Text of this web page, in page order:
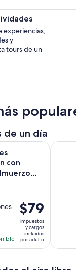
experiencias,
y
tours de un
de un día
con
El
precio
es
de
$79.
$79
impuestos
y cargos
incluidos
por adulto
Snorkel-